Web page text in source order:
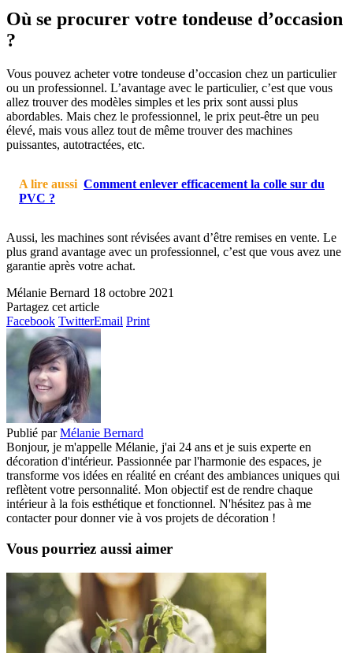
Où se procurer votre tondeuse d’occasion
?
Vous pouvez acheter votre tondeuse d’occasion chez un particulier
ou un professionnel. L’avantage avec le particulier, c’est que vous
allez trouver des modèles simples et les prix sont aussi plus
abordables. Mais chez le professionnel, le prix peut-être un peu
élevé, mais vous allez tout de même trouver des machines
puissantes, autotractées, etc.
A lire aussi Comment enlever efficacement la colle sur du
PVC ?
Aussi, les machines sont révisées avant d’être remises en vente. Le
plus grand avantage avec un professionnel, c’est que vous avez une
garantie après votre achat.
Mélanie Bernard 18 octobre 2021
Partagez cet article
Facebook TwitterEmail Print
Publié par Mélanie Bernard
Bonjour, je m'appelle Mélanie, j'ai 24 ans et je suis experte en
décoration d'intérieur. Passionnée par l'harmonie des espaces, je
transforme vos idées en réalité en créant des ambiances uniques qui
reflètent votre personnalité. Mon objectif est de rendre chaque
intérieur à la fois esthétique et fonctionnel. N'hésitez pas à me
contacter pour donner vie à vos projets de décoration !
Vous pourriez aussi aimer